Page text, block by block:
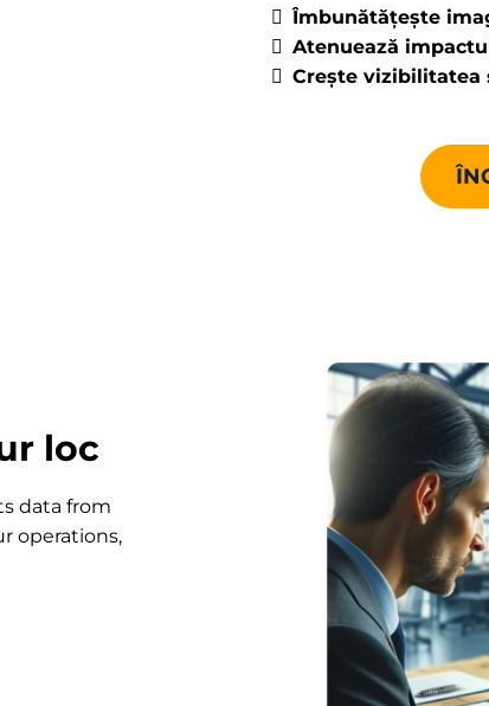
Îmbunătățește
Atenuează
Crește vizibilitatea
loc
data from
operations,